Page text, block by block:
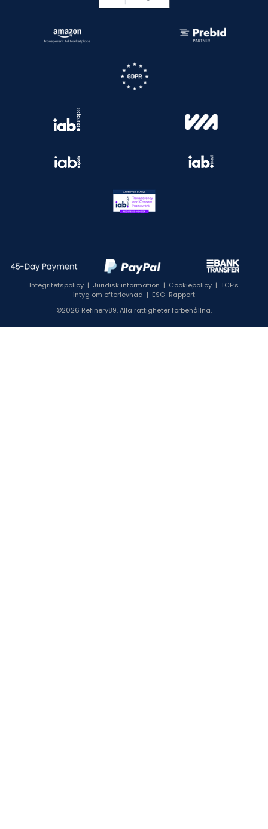
Integritetspolicy | Juridisk information | Cookiepolicy | TCF:s
intyg om efterlevnad | ESG-Rapport
©2026 Refinery89. Alla rättigheter förbehållna.